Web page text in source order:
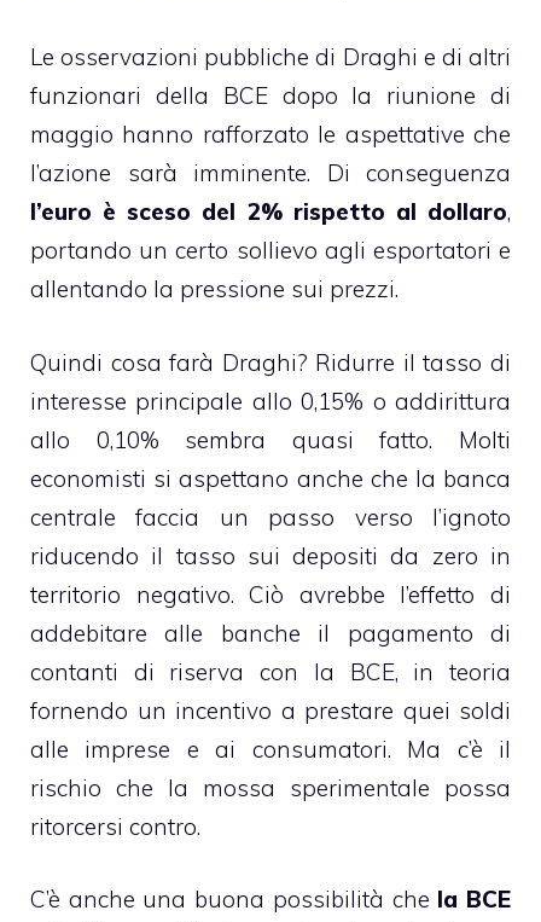
Le osservazioni pubbliche di Draghi e di altri
funzionari della BCE dopo la riunione di
maggio hanno rafforzato le aspettative che
l’azione sarà imminente. Di conseguenza
l’euro è sceso del 2% rispetto al dollaro,
portando un certo sollievo agli esportatori e
allentando la pressione sui prezzi.
Quindi cosa farà Draghi? Ridurre il tasso di
interesse principale allo 0,15% o addirittura
allo 0,10% sembra quasi fatto. Molti
economisti si aspettano anche che la banca
centrale faccia un passo verso l’ignoto
riducendo il tasso sui depositi da zero in
territorio negativo. Ciò avrebbe l’effetto di
addebitare alle banche il pagamento di
contanti di riserva con la BCE, in teoria
fornendo un incentivo a prestare quei soldi
alle imprese e ai consumatori. Ma c’è il
rischio che la mossa sperimentale possa
ritorcersi contro.
C’è anche una buona possibilità che la BCE